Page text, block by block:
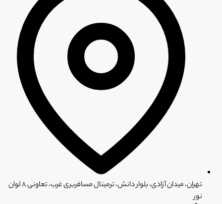
تهران، میدان آزادی، بلوار دانش، ترمینال مسافربری غرب، تعاونی ۸ لوان
نور